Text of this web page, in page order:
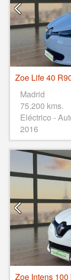
Zoe Life 40
Madrid
75.200 kms.
Eléctrico -
2016
Zoe Intens